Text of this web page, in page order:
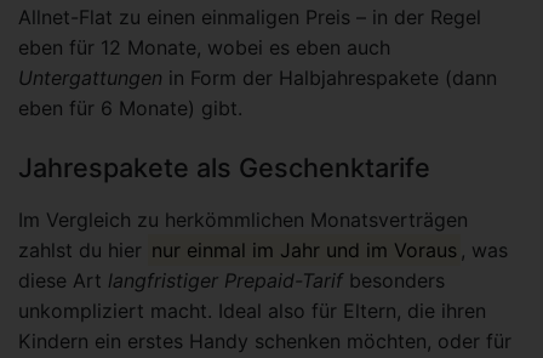
Allnet-Flat zu einen einmaligen Preis – in der Regel
eben für 12 Monate, wobei es eben auch
Untergattungen in Form der Halbjahrespakete (dann
eben für 6 Monate) gibt.
Jahrespakete als Geschenktarife
Im Vergleich zu herkömmlichen Monatsverträgen
zahlst du hier nur einmal im Jahr und im Voraus , was
diese Art langfristiger Prepaid-Tarifbesonders
unkompliziert macht. Ideal also für Eltern, die ihren
Kindern ein erstes Handy schenken möchten, oder für